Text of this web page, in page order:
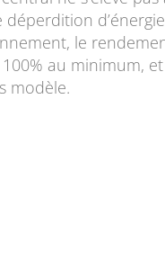
déperdition
le
100% au minimum,
modèle.